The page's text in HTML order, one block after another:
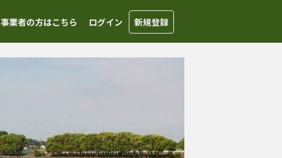
事業者の方はこちら ログイン 新規登録